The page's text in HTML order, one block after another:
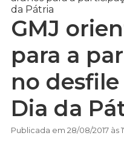
da Pátria
GMJ
para a
no
Dia da
Publicada em 28/08/2017 às